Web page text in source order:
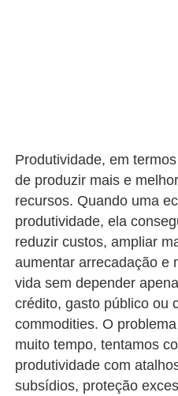
Produtividade, em
de produzir mais e
recursos. Quando uma
produtividade, ela
reduzir custos, ampliar
aumentar arrecadação e
vida sem depender
crédito, gasto público ou
commodities. O
muito tempo, tentamos
produtividade com
subsídios, proteção